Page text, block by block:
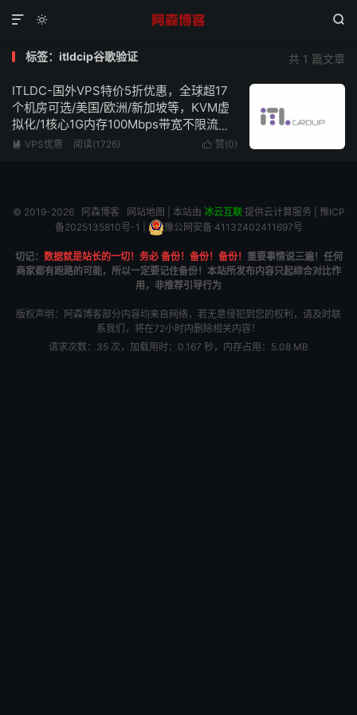
 

共 1 篇文章
标签：itldcip谷歌验证
ITLDC-国外VPS特价5折优惠，全球超17
个机房可选/美国/欧洲/新加坡等，KVM虚
拟化/1核心1G内存100Mbps带宽不限流
量，低至€19/年
 赞(0)
 VPS优惠 阅读(1726)
© 2019-2026 阿森博客 网站地图 | 本站由 冰云互联提供云计算服务 | 豫ICP
备2025135810号-1
豫公网安备 41132402411697号
切记： 数据就是站长的一切！务必 备份！备份！备份！ 重要事情说三遍！任何
商家都有跑路的可能，所以一定要记住备份！本站所发布内容只起综合对比作
用，非推荐引导行为
版权声明：阿森博客部分内容均来自网络，若无意侵犯到您的权利，请及时联
系我们，将在72小时内删除相关内容！
请求次数：35 次，加载用时：0.167 秒，内存占用：5.08 MB